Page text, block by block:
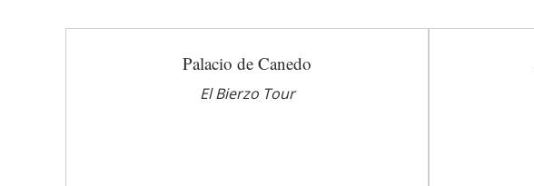
Palacio de Canedo
El Bierzo Tour